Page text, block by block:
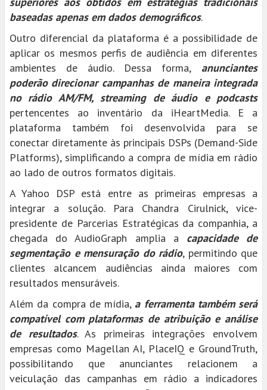
baseadas apenas em dados demográficos.
Outro diferencial da plataforma é a possibilidade de
aplicar os mesmos perfis de audiência em diferentes
ambientes de áudio. Dessa forma, anunciantes
poderão direcionar campanhas de maneira integrada
no rádio AM/FM, streaming de áudio e podcasts
pertencentes ao inventário da iHeartMedia. E a
plataforma também foi desenvolvida para se
conectar diretamente às principais DSPs (Demand-Side
Platforms), simplificando a compra de mídia em rádio
ao lado de outros formatos digitais.
A Yahoo DSP está entre as primeiras empresas a
integrar a solução. Para Chandra Cirulnick, vice-
presidente de Parcerias Estratégicas da companhia, a
chegada do AudioGraph amplia acapacidade de
segmentação e mensuração do rádio, permitindo que
clientes alcancem audiências ainda maiores com
resultados mensuráveis.
Além da compra de mídia, a ferramenta também será
compatível com plataformas de atribuição e análise
de resultados. As primeiras integrações envolvem
empresas como Magellan AI, PlaceIQ e GroundTruth,
possibilitando que anunciantes relacionem a
veiculação das campanhas em rádio a indicadores